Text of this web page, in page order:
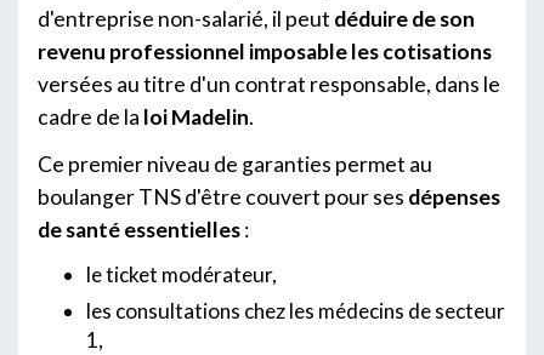
d'entreprise non-salarié, il peut déduire de son
revenu professionnel imposable les cotisations
versées au titre d'un contrat responsable, dans le
cadre de la loi Madelin.
Ce premier niveau de garanties permet au
boulanger TNS d'être couvert pour ses dépenses
de santé essentielles:
le ticket modérateur,
les consultations chez les médecins de secteur
1,